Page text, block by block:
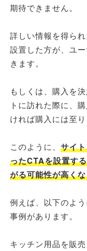
期待できません。
詳しい情報を得ら
設置した方が、ユ
きます。
もしくは、購入を
トに訪れた際に、
ければ購入には至り
このように、 サイ
ったCTAを設置す
がる可能性が高く
例えば、以下のよ
事例があります。
キッチン用品を販